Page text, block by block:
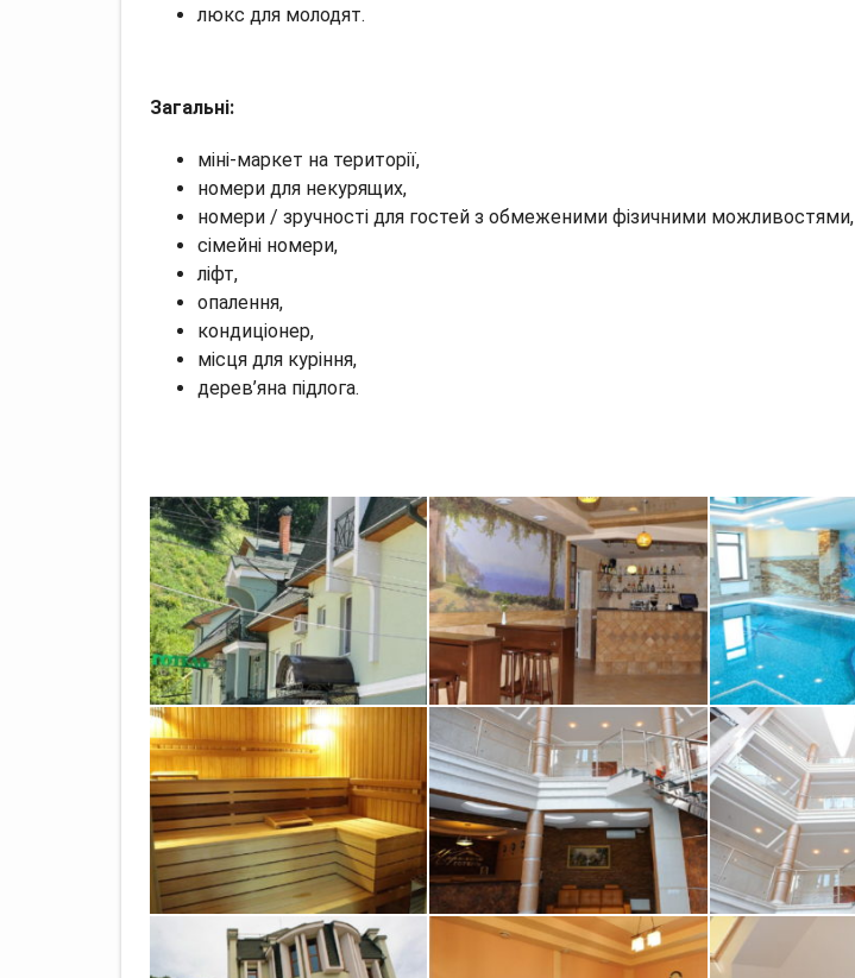
люкс для молодят.
Загальні:
міні-маркет на території,
номери для некурящих,
номери / зручності для гостей з обмеженими фізичними можливостями,
сімейні номери,
ліфт,
опалення,
кондиціонер,
місця для куріння,
дерев’яна підлога.